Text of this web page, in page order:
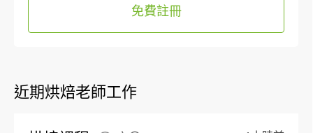
免費註冊
近期烘焙老師工作